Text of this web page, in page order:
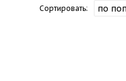
Сортировать: